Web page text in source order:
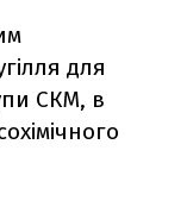
для
СКМ, в